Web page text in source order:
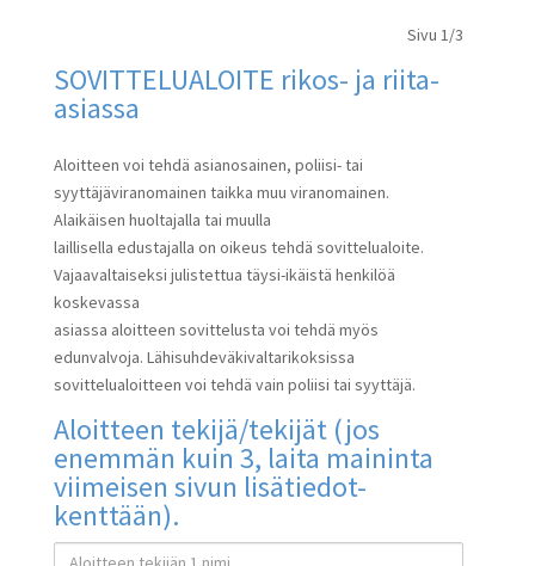
Sivu 1/3
SOVITTELUALOITE rikos- ja riita-
asiassa
Aloitteen voi tehdä asianosainen, poliisi- tai
syyttäjäviranomainen taikka muu viranomainen.
Alaikäisen huoltajalla tai muulla
laillisella edustajalla on oikeus tehdä sovittelualoite.
Vajaavaltaiseksi julistettua täysi-ikäistä henkilöä
koskevassa
asiassa aloitteen sovittelusta voi tehdä myös
edunvalvoja. Lähisuhdeväkivaltarikoksissa
sovittelualoitteen voi tehdä vain poliisi tai syyttäjä.
Aloitteen tekijä/tekijät (jos
enemmän kuin 3, laita maininta
viimeisen sivun lisätiedot-
kenttään).
Aloitteen tekijän 1 nimi